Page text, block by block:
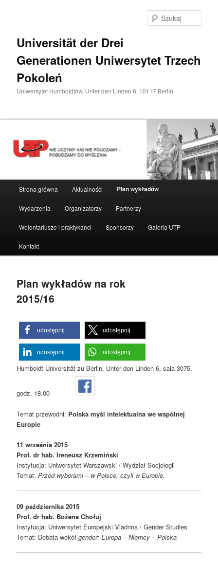
Universität der Drei
Generationen Uniwersytet Trzech
Pokoleń
Uniwersytet Humboldtów, Unter den Linden 6, 10117 Berlin
Strona główna Aktualności Plan wykładów
Wydarzenia Organizatorzy Partnerzy
Wolontariusze i praktykanci Sponsorzy Galeria UTP
Kontakt
Plan wykładów na rok
2015/16
udostępnij udostępnij
udostępnij udostępnij
Humboldt-Universität zu Berlin, Unter den Linden 6, sala 3075,
godz. 18.00
Temat przewodni: Polska myśl intelektualna we wspólnej
Europie
11 września 2015
Prof. dr hab. Ireneusz Krzemiński
Instytucja: Uniwersytet Warszawski / Wydział Socjologii
Temat:Przed wyborami – w Polsce, czyli w Europie.
09 października 2015
Prof. dr hab. Bożena Chołuj
Instytucja: Uniwersytet Europejski Viadrina / Gender Studies
Temat: Debata wokółgender: Europa – Niemcy – Polska